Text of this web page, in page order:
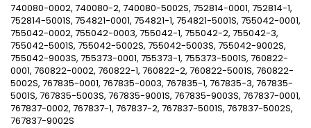
740080-0002, 740080-2, 740080-5002S, 752814-0001, 752814-1,
752814-5001S, 754821-0001, 754821-1, 754821-5001S, 755042-0001,
755042-0002, 755042-0003, 755042-1, 755042-2, 755042-3,
755042-5001S, 755042-5002S, 755042-5003S, 755042-9002S,
755042-9003S, 755373-0001, 755373-1, 755373-5001S, 760822-
0001, 760822-0002, 760822-1, 760822-2, 760822-5001S, 760822-
5002S, 767835-0001, 767835-0003, 767835-1, 767835-3, 767835-
5001S, 767835-5003S, 767835-9001S, 767835-9003S, 767837-0001,
767837-0002, 767837-1, 767837-2, 767837-5001S, 767837-5002S,
767837-9002S